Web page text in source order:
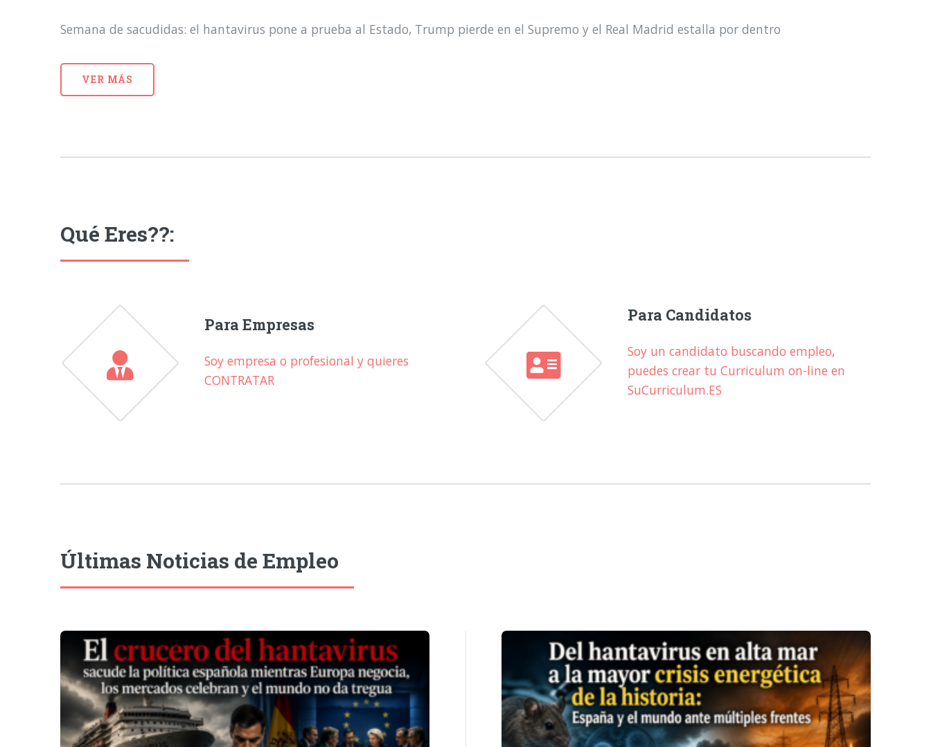
Semana de sacudidas: el hantavirus pone a prueba al Estado, Trump pierde en el Supremo y el Real Madrid estalla por dentro
VER MÁS
Qué Eres??:
Para Empresas
Soy empresa o profesional y quieres
CONTRATAR
Para Candidatos
Soy un candidato buscando empleo,
puedes crear tu Curriculum on-line en
SuCurriculum.ES
Últimas Noticias de Empleo